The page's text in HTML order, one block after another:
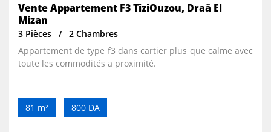
Vente Appartement F3 TiziOuzou, Draâ El
Mizan
3 Pièces
2 Chambres
Appartement de type f3 dans cartier plus que calme avec
toute les commodités a proximité.
81 m² 800 DA